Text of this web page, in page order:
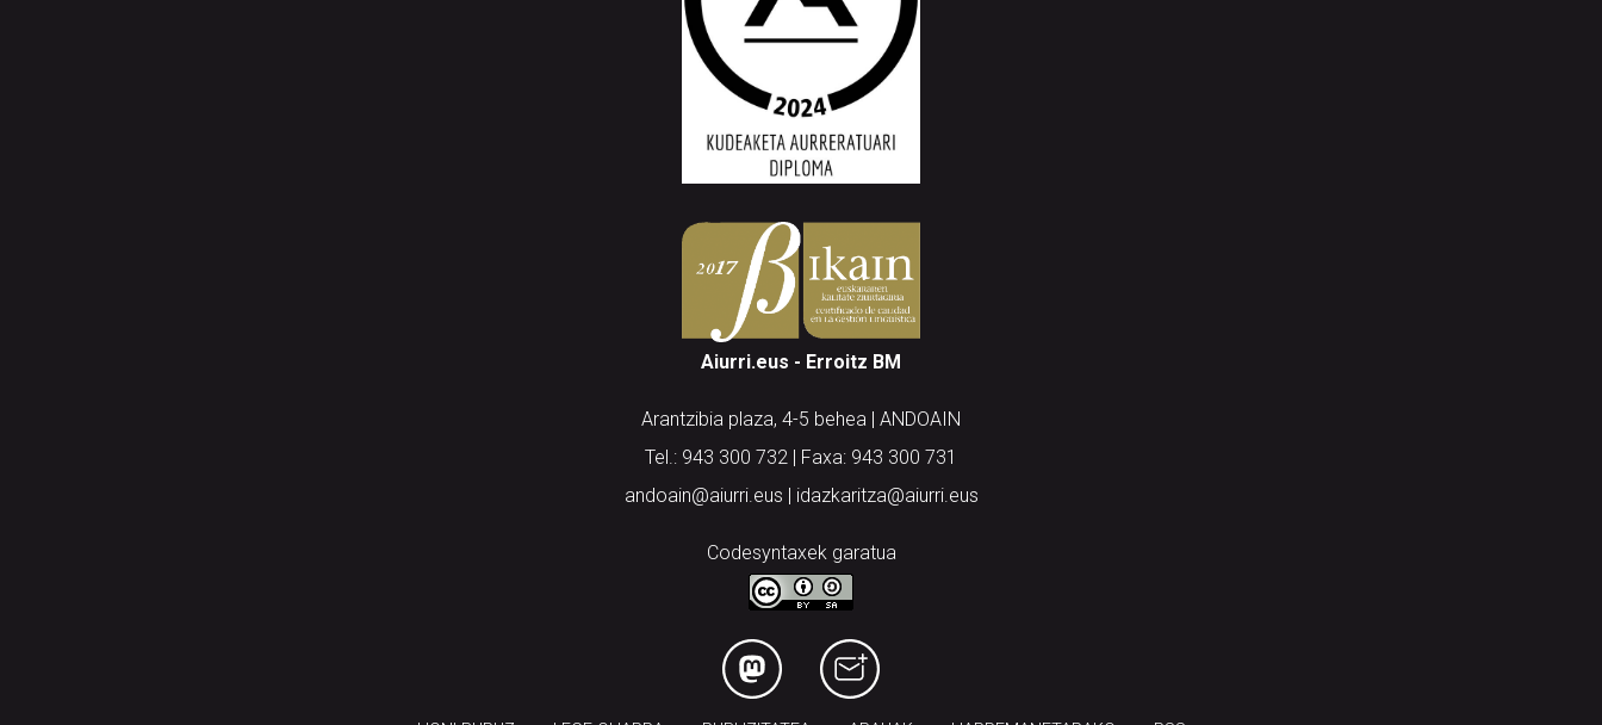
Aiurri.eus - Erroitz BM
Arantzibia plaza, 4-5 behea | ANDOAIN
Tel.: 943 300 732 | Faxa: 943 300 731
andoain@aiurri.eus | idazkaritza@aiurri.eus
Codesyntaxek garatua